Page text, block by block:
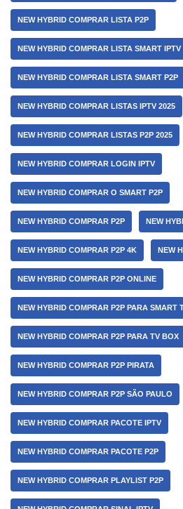
NEW HYBRID COMPRAR LISTA P2P
NEW HYBRID COMPRAR LISTA SMART IPTV
NEW HYBRID COMPRAR LISTA SMART P2P
NEW HYBRID COMPRAR LISTAS IPTV 2025
NEW HYBRID COMPRAR LISTAS P2P 2025
NEW HYBRID COMPRAR LOGIN IPTV
NEW HYBRID COMPRAR O SMART P2P
NEW HYBRID COMPRAR P2P NEW
NEW HYBRID COMPRAR P2P 4K NEW
NEW HYBRID COMPRAR P2P ONLINE
NEW HYBRID COMPRAR P2P PARA SMART
NEW HYBRID COMPRAR P2P PARA TV BOX
NEW HYBRID COMPRAR P2P PIRATA
NEW HYBRID COMPRAR P2P SÃO PAULO
NEW HYBRID COMPRAR PACOTE IPTV
NEW HYBRID COMPRAR PACOTE P2P
NEW HYBRID COMPRAR PLAYLIST P2P